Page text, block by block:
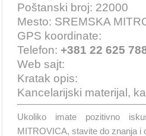
Poštanski broj: 22000
Mesto: SREMSKA
GPS koordinate:
Telefon: +381 22 625
Web sajt:
Kratak opis:
Kancelarijski materijal,
Ukoliko imate pozitivno
MITROVICA, stavite do znanja i